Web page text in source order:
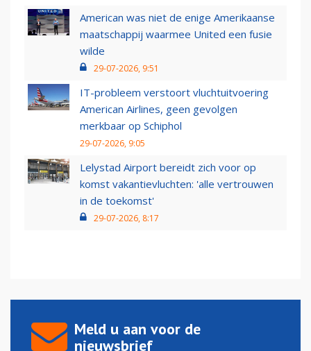
American was niet de enige Amerikaanse
maatschappij waarmee United een fusie
wilde
29-07-2026, 9:51
IT-probleem verstoort vluchtuitvoering
American Airlines, geen gevolgen
merkbaar op Schiphol
29-07-2026, 9:05
Lelystad Airport bereidt zich voor op
komst vakantievluchten: 'alle vertrouwen
in de toekomst'
29-07-2026, 8:17
Meld u aan voor de
nieuwsbrief